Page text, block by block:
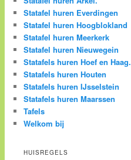
Statafel huren Everdingen
Statafel huren Hoogblokland
Statafel huren Meerkerk
Statafel huren Nieuwegein
Statafels huren Hoef en Haag.
Statafels huren Houten
Statafels huren IJsselstein
Statafels huren Maarssen
Tafels
Welkom bij
HUISREGELS